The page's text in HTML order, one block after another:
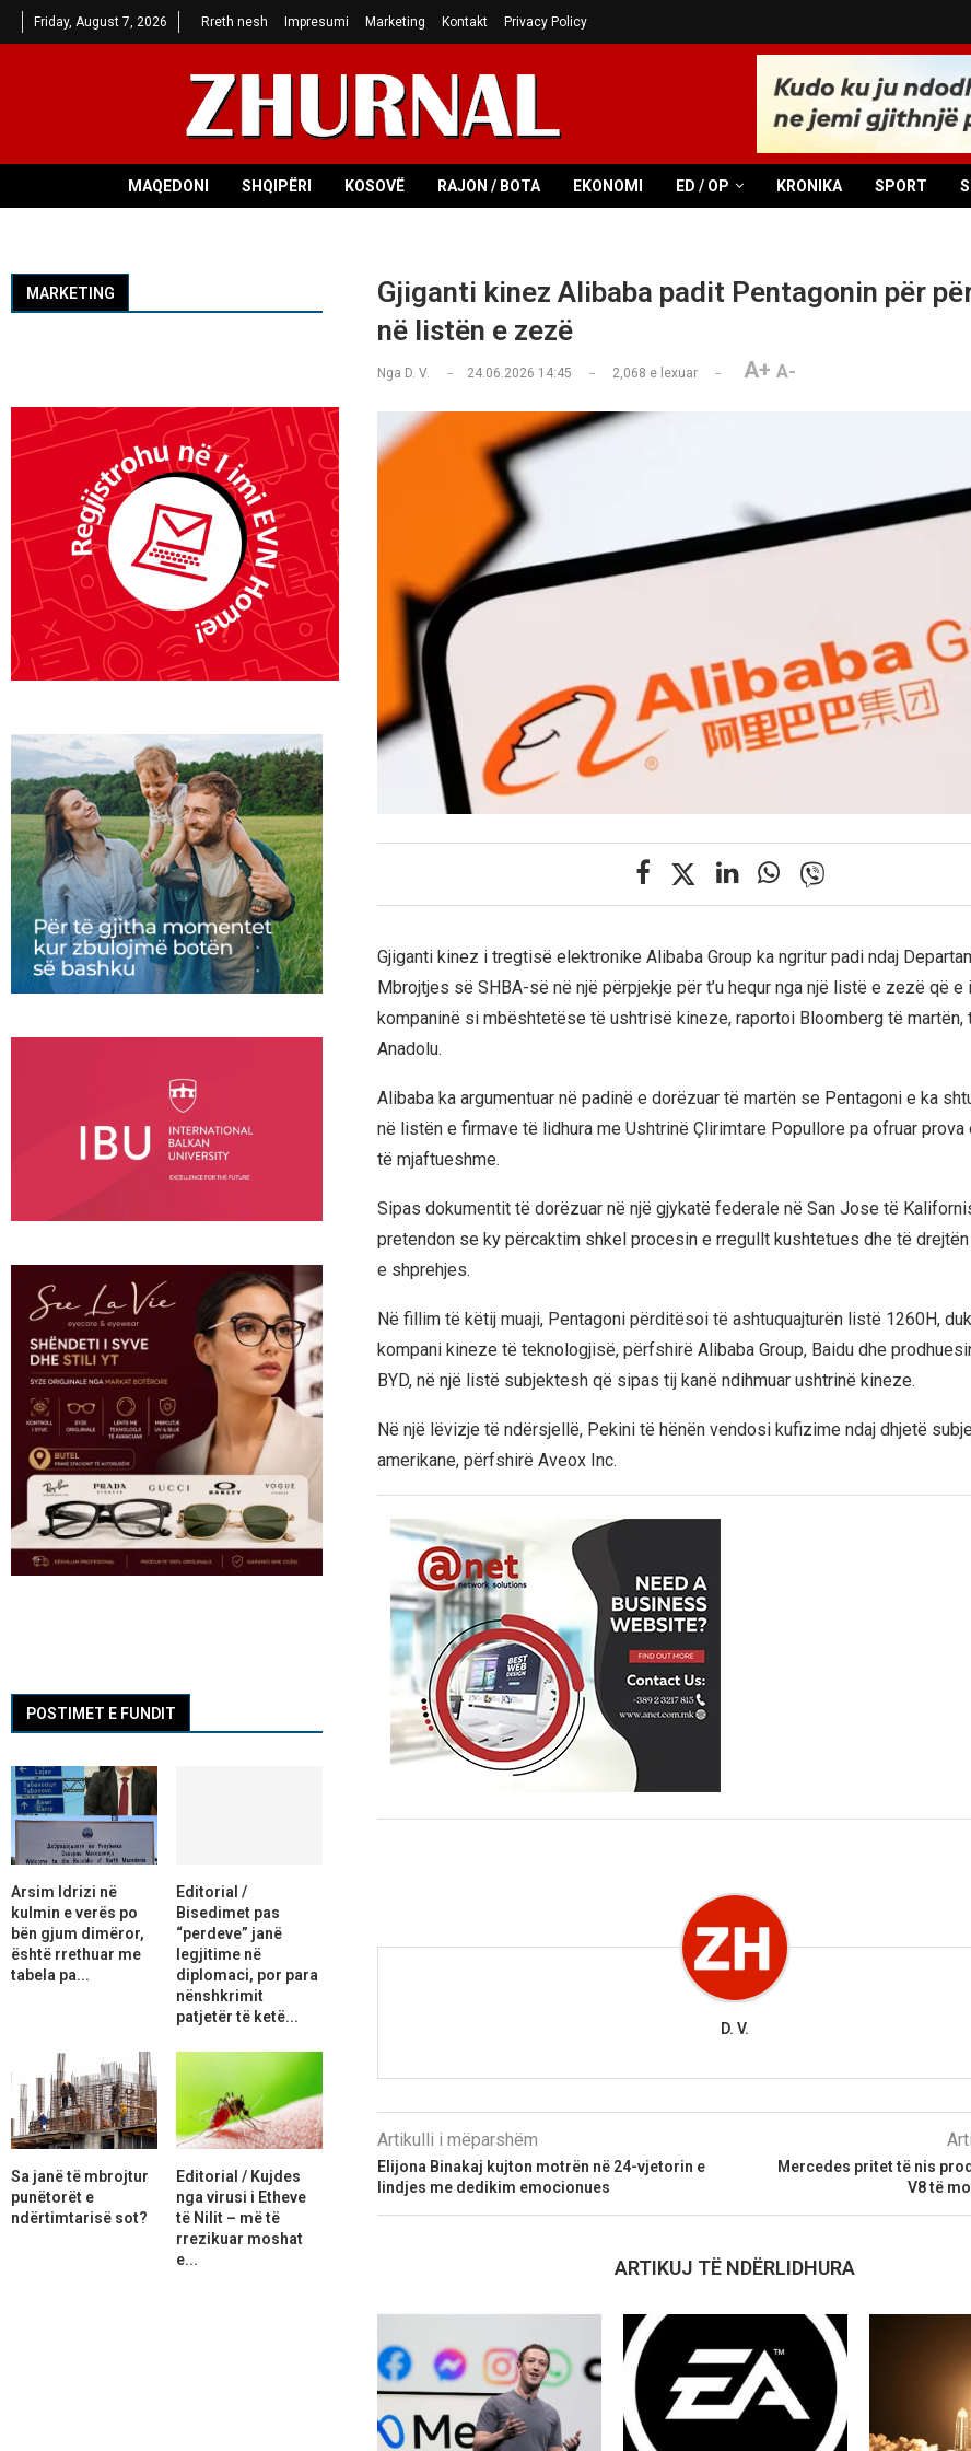
Friday, August 7, 2026 Rreth nesh Impresumi Marketing Kontakt Privacy Policy
MAQEDONI SHQIPËRI KOSOVË RAJON / BOTA EKONOMI ED / OP KRONIKA SPORT
Gjiganti kinez Alibaba padit Pentagonin për
në listën e zezë
Nga D. V. 24.06.2026 14:45 2,068 e lexuar A+ A-
Gjiganti kinez i tregtisë elektronike Alibaba Group ka ngritur padi ndaj
Mbrojtjes së SHBA-së në një përpjekje për t’u hequr nga një listë e zezë që e
kompaninë si mbështetëse të ushtrisë kineze, raportoi Bloomberg të martën,
Anadolu.
Alibaba ka argumentuar në padinë e dorëzuar të martën se Pentagoni e ka
në listën e firmave të lidhura me Ushtrinë Çlirimtare Popullore pa ofruar
të mjaftueshme.
Sipas dokumentit të dorëzuar në një gjykatë federale në San Jose të
pretendon se ky përcaktim shkel procesin e rregullt kushtetues dhe të
e shprehjes.
Në fillim të këtij muaji, Pentagoni përditësoi të ashtuquajturën listë 1260H,
kompani kineze të teknologjisë, përfshirë Alibaba Group, Baidu dhe
BYD, në një listë subjektesh që sipas tij kanë ndihmuar ushtrinë kineze.
Në një lëvizje të ndërsjellë, Pekini të hënën vendosi kufizime ndaj dhjetë
amerikane, përfshirë Aveox Inc.
D. V.
Artikulli i mëparshëm
Elijona Binakaj kujton motrën në 24-vjetorin e
lindjes me dedikim emocionues
Mercedes pritet të nis
V8 të
ARTIKUJ TË NDËRLIDHURA
MARKETING
POSTIMET E FUNDIT
Arsim Idrizi në
kulmin e verës po
bën gjum dimëror,
është rrethuar me
tabela pa...
Editorial /
Bisedimet pas
“perdeve” janë
legjitime në
diplomaci, por para
nënshkrimit
patjetër të ketë...
Sa janë të mbrojtur
punëtorët e
ndërtimtarisë sot?
Editorial / Kujdes
nga virusi i Etheve
të Nilit – më të
rrezikuar moshat
e...